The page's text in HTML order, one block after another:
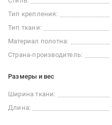
Тип крепления:
Тип ткани:
Материал полотна:
Страна-производитель:
Размеры и вес
Ширина ткани:
Длина: